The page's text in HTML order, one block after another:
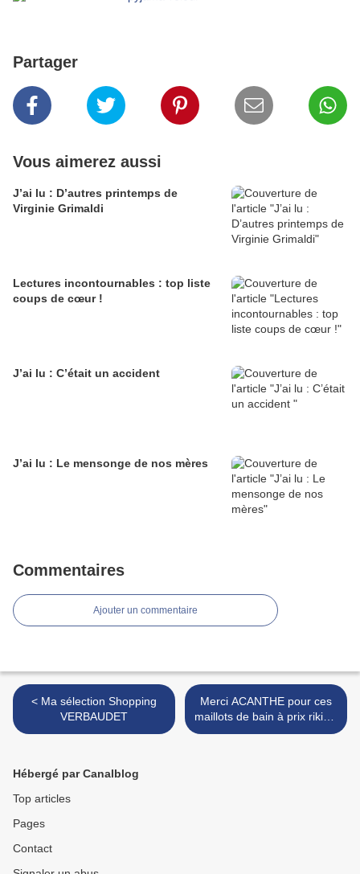
Partager
Vous aimerez aussi
J’ai lu : D’autres printemps de
Virginie Grimaldi
Lectures incontournables : top liste
coups de cœur !
J’ai lu : C’était un accident
J’ai lu : Le mensonge de nos mères
Commentaires
Ajouter un commentaire
< Ma sélection Shopping
VERBAUDET
Merci ACANTHE pour ces
maillots de bain à prix rikiki !
>
Hébergé par Canalblog
Top articles
Pages
Contact